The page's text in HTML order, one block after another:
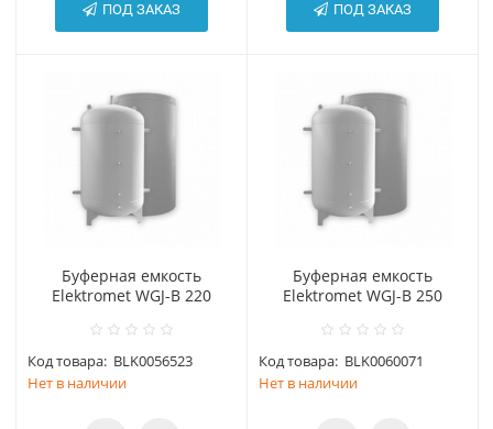
ПОД ЗАКАЗ ПОД ЗАКАЗ
Буферная емкость
Elektromet WGJ-B 220
Код товара: BLK0056523
Нет в наличии
Буферная емкость
Elektromet WGJ-B 250
Код товара: BLK0060071
Нет в наличии